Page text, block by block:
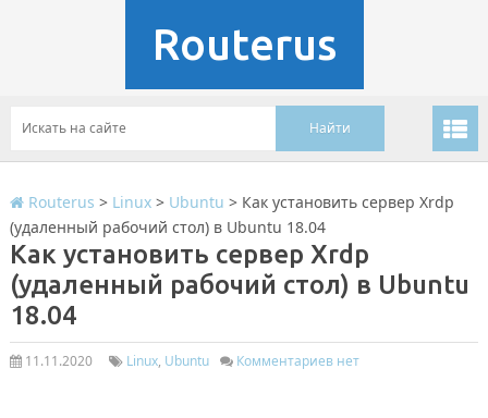
Routerus
Routerus > Linux> Ubuntu > Как установить сервер Xrdp
(удаленный рабочий стол) в Ubuntu 18.04
Как установить сервер Xrdp
(удаленный рабочий стол) в Ubuntu
18.04
11.11.2020 Linux, Ubuntu Комментариев нет